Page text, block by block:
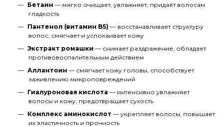
Бетаин — мягко очищает, увлажняет, придаёт волосам
гладкость
Пантенол (витамин B5) — восстанавливает структуру
волос, смягчает и успокаивает кожу
Экстракт ромашки — снимает раздражение, обладает
противовоспалительным действием
Аллантоин — смягчает кожу головы, способствует
заживлению микроповреждений
Гиалуроновая кислота — интенсивно увлажняет
волосы и кожу, предотвращает сухость
Комплекс аминокислот — укрепляет волосы, повышает
их эластичность и прочность